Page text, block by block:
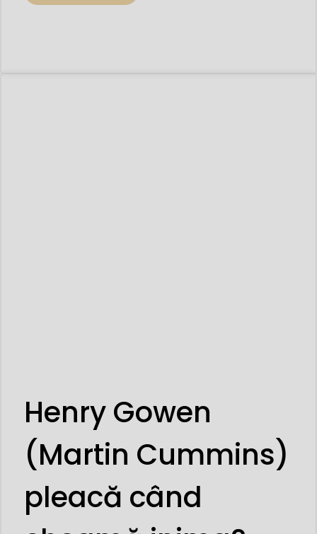
Henry Gowen
(Martin Cummins)
pleacă când